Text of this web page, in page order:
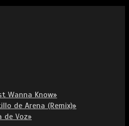
Wanna Know»
de Arena (Remix)»
de Voz»